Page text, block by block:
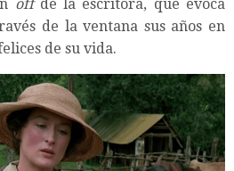
off de la escritora, que evoca
de la ventana sus años en
de su vida.